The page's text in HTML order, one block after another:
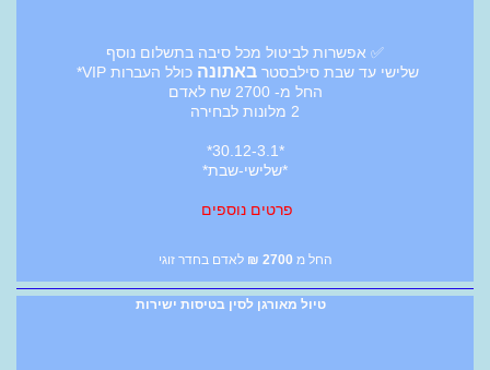
✅ אפשרות לביטול מכל סיבה בתשלום נוסף
שלישי עד שבת סילבסטרבאתונה כולל העברות VIP*
החל מ- 2700 שח לאדם
2 מלונות לבחירה
*30.12-3.1*
*שלישי-שבת*
פרטים נוספים
החל מ 2700
₪ לאדם בחדר זוגי
טיול מאורגן לסין בטיסות ישירות